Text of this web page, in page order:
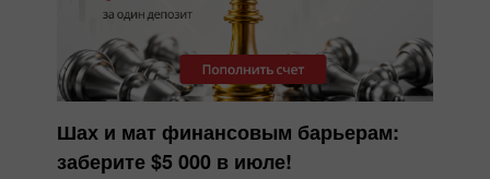
Шах и мат финансовым барьерам:
заберите $5 000 в июле!